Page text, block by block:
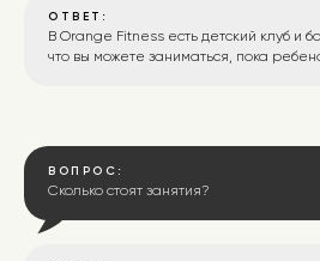
ОТВЕТ:
В Orange Fitness есть детский клуб и
что вы можете заниматься, пока
ВОПРОС:
Сколько стоят занятия?
Расписание
Купить карту